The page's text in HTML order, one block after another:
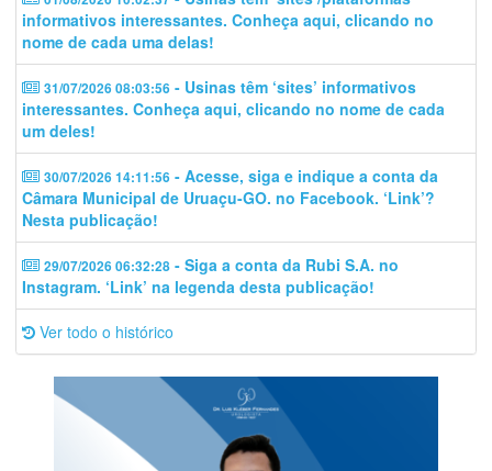
informativos interessantes. Conheça aqui, clicando no
nome de cada uma delas!
31/07/2026 08:03:56 - Usinas têm ‘sites’ informativos
interessantes. Conheça aqui, clicando no nome de cada
um deles!
30/07/2026 14:11:56 - Acesse, siga e indique a conta da
Câmara Municipal de Uruaçu-GO. no Facebook. ‘Link’?
Nesta publicação!
29/07/2026 06:32:28 - Siga a conta da Rubi S.A. no
Instagram. ‘Link’ na legenda desta publicação!
Ver todo o histórico